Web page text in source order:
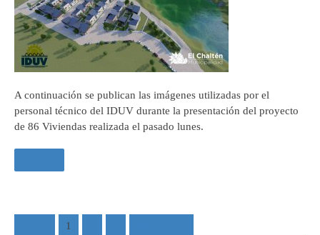
A continuación se publican las imágenes utilizadas por el
personal técnico del IDUV durante la presentación del proyecto
de 86 Viviendas realizada el pasado lunes.
1